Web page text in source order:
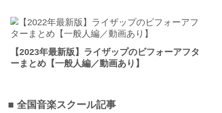
【2023年最新版】ライザップのビフォーアフタ
ーまとめ【一般人編／動画あり】
■ 全国音楽スクール記事